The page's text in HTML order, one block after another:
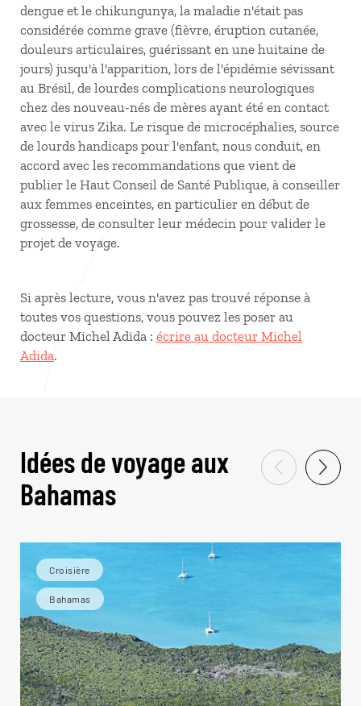
dengue et le chikungunya, la maladie n'était pas
considérée comme grave (fièvre, éruption cutanée,
douleurs articulaires, guérissant en une huitaine de
jours) jusqu'à l'apparition, lors de l'épidémie sévissant
au Brésil, de lourdes complications neurologiques
chez des nouveau-nés de mères ayant été en contact
avec le virus Zika. Le risque de microcéphalies, source
de lourds handicaps pour l'enfant, nous conduit, en
accord avec les recommandations que vient de
publier le Haut Conseil de Santé Publique, à conseiller
aux femmes enceintes, en particulier en début de
grossesse, de consulter leur médecin pour valider le
projet de voyage.
Si après lecture, vous n'avez pas trouvé réponse à
toutes vos questions, vous pouvez les poser au
docteur Michel Adida : écrire au docteur Michel
Adida.
Idées de voyage aux
Bahamas
Croisière
Bahamas